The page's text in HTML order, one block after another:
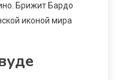
Брижит Бардо
иконой мира